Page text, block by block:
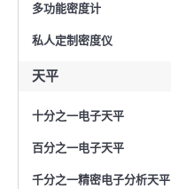
多功能密度计
私人定制密度仪
天平
十分之一电子天平
百分之一电子天平
千分之一精密电子分析天平